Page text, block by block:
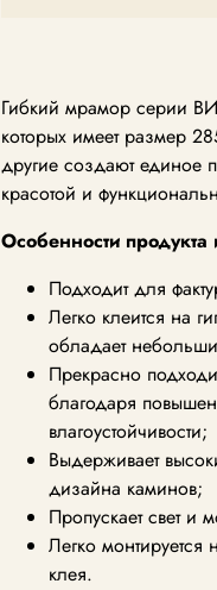
Гибкий мрамор серии
которых имеет размер
другие создают единое
красотой и
Особенности продукта
Подходит для
Легко клеится на
обладает
Прекрасно
благодаря
влагоустойчивости;
Выдерживает
дизайна каминов;
Пропускает свет и
Легко
клея.